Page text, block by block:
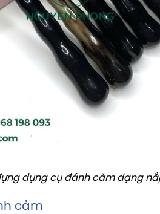
dụng cụ đánh cảm dạng
cảm